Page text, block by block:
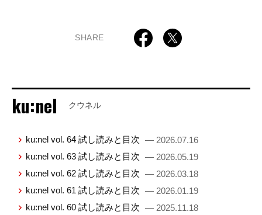
SHARE
ku:nel クウネル
ku:nel vol. 64 試し読みと目次 — 2026.07.16
ku:nel vol. 63 試し読みと目次 — 2026.05.19
ku:nel vol. 62 試し読みと目次 — 2026.03.18
ku:nel vol. 61 試し読みと目次 — 2026.01.19
ku:nel vol. 60 試し読みと目次 — 2025.11.18